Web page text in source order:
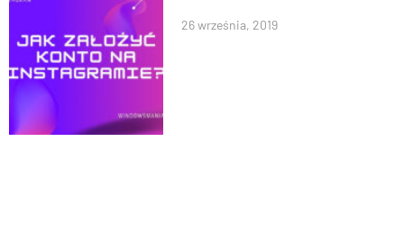
26 września, 2019